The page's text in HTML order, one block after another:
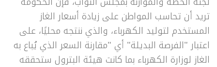
تريد أن تحاسب المواطن على زيادة أسعار الغاز
المستخدم لتوليد الكهرباء، والذي ننتجه محليًا، على
اعتبار "الفرصة البديلة" أي "مقارنة السعر الذي يُباع به
الغاز لوزارة الكهرباء بما كانت هيئة البترول ستحققه